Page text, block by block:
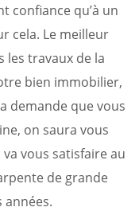
confiance qu’à un
cela. Le meilleur
travaux de la
bien immobilier,
demande que vous
on saura vous
vous satisfaire au
de grande